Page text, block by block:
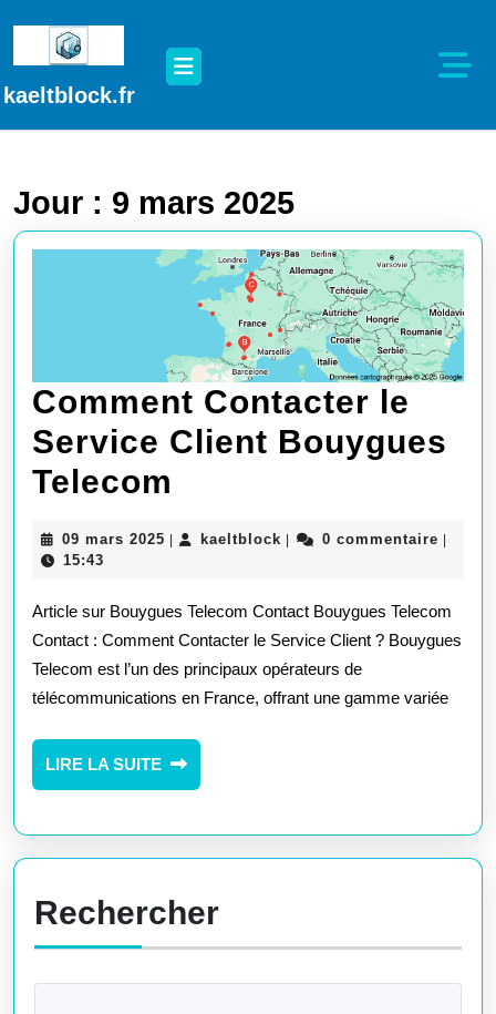
contenu
kaeltblock.fr
Open
Button
Jour : 9 mars 2025
Comment Contacter le
Service Client Bouygues
Telecom
Service
Client
Bouygues
09 mars 2025 09
| kaeltblock kaeltblock
| 0 commentaire |
15:43
Article sur Bouygues Telecom Contact Bouygues Telecom
Contact : Comment Contacter le Service Client ? Bouygues
Telecom est l’un des principaux opérateurs de
télécommunications en France, offrant une gamme variée
LIRE LA SUITE
LIRE
LA
Rechercher